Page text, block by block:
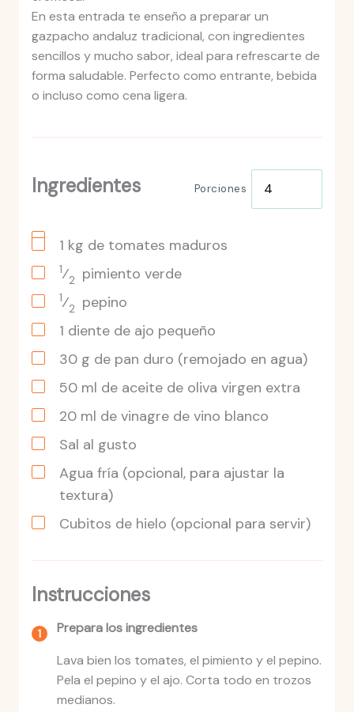
En esta entrada te enseño a preparar un
gazpacho andaluz tradicional, con ingredientes
sencillos y mucho sabor, ideal para refrescarte de
forma saludable. Perfecto como entrante, bebida
o incluso como cena ligera.
Ingredientes Porciones
1 kg de tomates maduros
1⁄2 pimiento verde
1⁄2
pepino
1 dientede ajo pequeño
30 g de pan duro (remojado en agua)
50 ml de aceite de oliva virgen extra
20 ml de vinagre de vino blanco
Sal al gusto
Agua fría (opcional, para ajustar la
textura)
Cubitos de hielo (opcional para servir)
Instrucciones
Prepara los ingredientes
Lava bien los tomates, el pimiento y el pepino.
Pela el pepino y el ajo. Corta todo en trozos
medianos.